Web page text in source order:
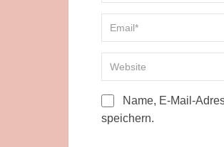
Name, E-Mail-
speichern.